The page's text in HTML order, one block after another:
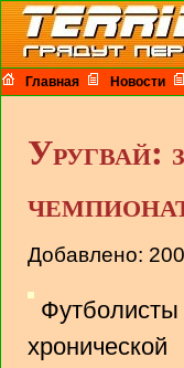
Главная Новости
Уругвай:
Добавлено:
Футболисты